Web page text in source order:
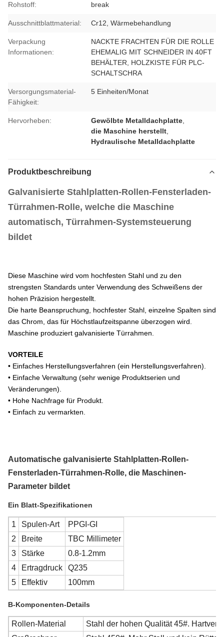
Rohstoff: break
Ausschnittblattmaterial: Cr12, Wärmebehandlung
Verpackung
Informationen:
NACKTE FRACHTEN FÜR DIE ROLLE
EHEMALIG MIT SCHNEIDER IN 40FT
BEHÄLTER, HOLZKISTE FÜR PLC-
SCHALTSCHRA
Versorgungsmaterial-
Fähigkeit:
5 Einheiten/Monat
Hervorheben: Gewölbte Metalldachplatte
die Maschine herstellt
Hydraulische Metalldachplatte
Produktbeschreibung
Galvanisierte Stahlplatten-Rollen-Fensterladen-
Türrahmen-Rolle, welche die Maschine
automatisch, Türrahmen-Systemsteuerung
bildet
Diese Maschine wird vom hochfesten Stahl und zu den
strengsten Standards unter Verwendung des Schweißens der
hohen Präzision hergestellt.
Die harte Beanspruchung, hochfester Stahl, einzelne Spalten sind
das Chrom, das für Höchstlaufzeitspanne überzogen wird.
Maschine produziert galvanisierte Türrahmen.
VORTEILE
• Einfaches Herstellungsverfahren (ein Herstellungsverfahren).
• Einfache Verwaltung (sehr wenige Produktserien und
Veränderungen).
• Hohe Nachfrage für Produkt.
• Einfach zu vermarkten.
Automatische galvanisierte Stahlplatten-Rollen-
Fensterladen-Türrahmen-Rolle, die Maschinen-
Parameter bildet
Ein Blatt-Spezifikationen
1 Spulen-Art
PPGI-GI
2
Breite
TBC Millimeter
3
Stärke
0.8-1.2mm
4
Ertragdruck
Q235
5
Effektiv 100mm
B-Komponenten-Details
Rollen-Material
Stahl der hohen Qualität 45#.